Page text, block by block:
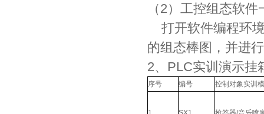
（2）工控组态软件
打开软件编程环
的组态棒图，并进
2、PLC实训演示挂
序号 编号 控制对象实训